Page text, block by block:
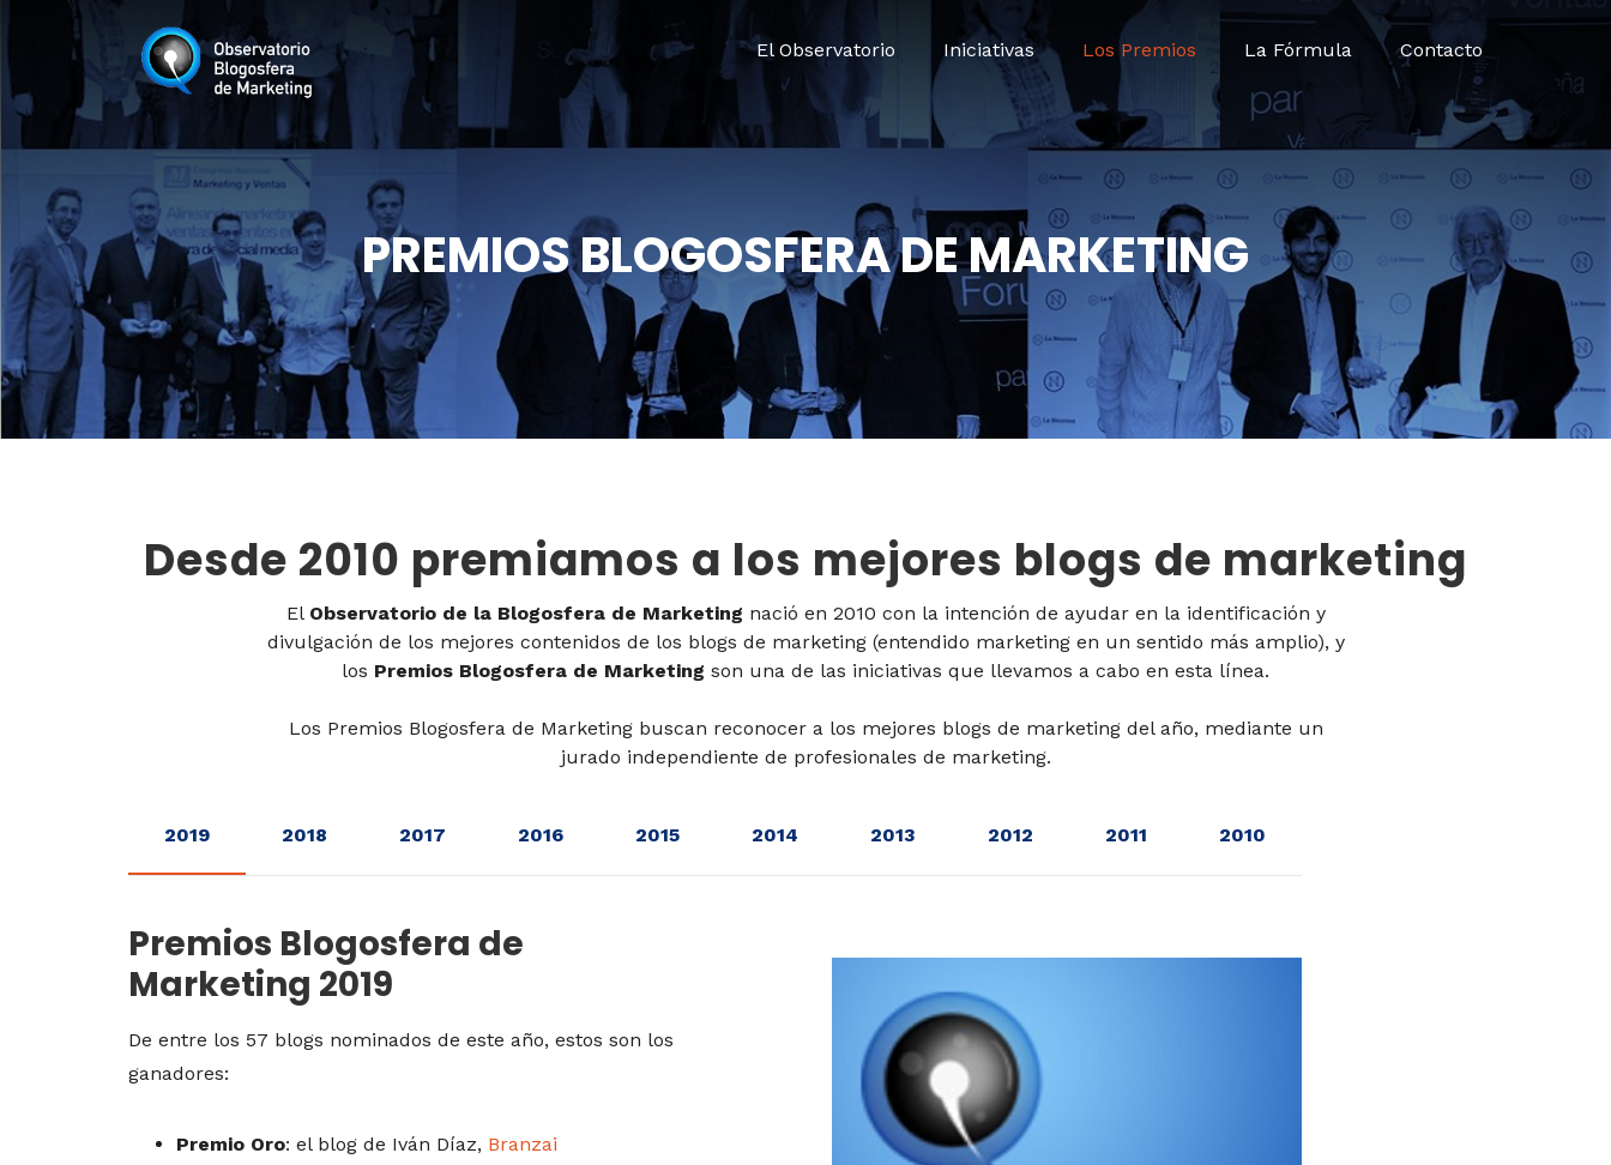
El Observatorio Iniciativas Los Premios La Fórmula Contacto
PREMIOS BLOGOSFERA DE MARKETING
Desde 2010 premiamos a los mejores blogs de marketing
El Observatorio de la Blogosfera de Marketing nació en 2010 con la intención de ayudar en la identificación y
divulgación de los mejores contenidos de los blogs de marketing (entendido marketing en un sentido más amplio), y
los Premios Blogosfera de Marketing son una de las iniciativas que llevamos a cabo en esta línea.
Los Premios Blogosfera de Marketing buscan reconocer a los mejores blogs de marketing del año, mediante un
jurado independiente de profesionales de marketing.
2019 2018 2017 2016 2015 2014 2013 2012 2011 2010
Premios Blogosfera de
Marketing 2019
De entre los 57 blogs nominados de este año, estos son los
ganadores:
Premio Oro: el blog de Iván Díaz, Branzai